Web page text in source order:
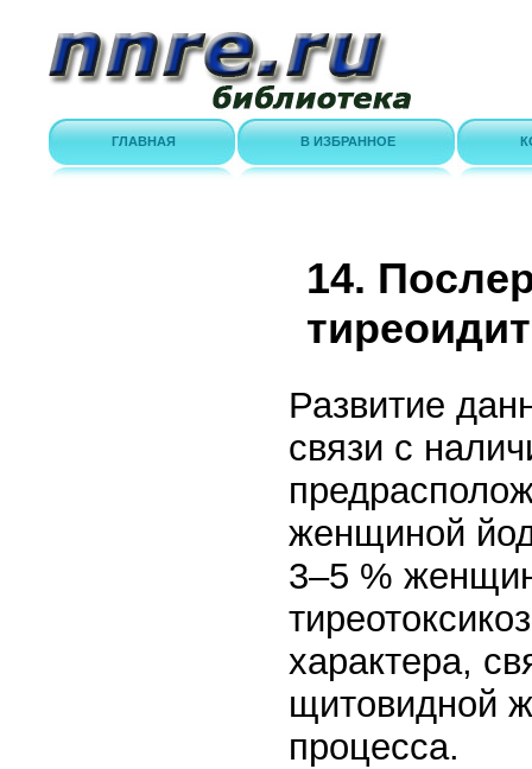
ГЛАВНАЯ В ИЗБРАННОЕ
14.
Развитие
связи с
женщиной
3–5 %
характера,
щитовидной
процесса.